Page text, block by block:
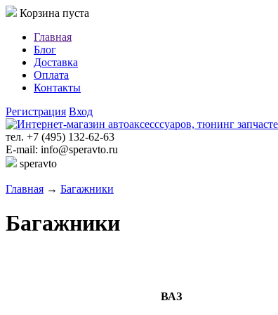
Корзина пуста
Главная
Блог
Доставка
Оплата
Контакты
Регистрация Вход
тел. +7 (495) 132-62-63
E-mail: info@speravto.ru
speravto
Главная → Багажники
Багажники
ВАЗ